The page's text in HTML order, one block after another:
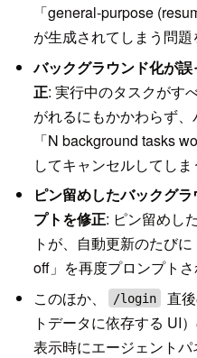
「general-purpose
が生成されてしまう問題
バックグラウンド化が
正: 実行中のタスクがす
がれるにもかかわらず
「N background tasks
してキャンセルしてしま
ピン留めしたバックグ
プトを修正: ピン留めし
トが、自動更新のたび
off」を再度プロンプトさ
このほか、
/login 直
トデータに依存する UI
表示時にエージェント